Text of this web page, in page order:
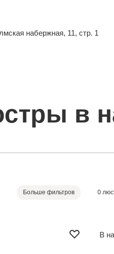
набержная, 11, стр. 1
в
Больше фильтров 0
В